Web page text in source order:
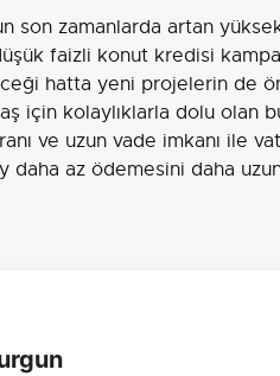
son zamanlarda artan
faizli konut kredisi
hatta yeni projelerin de
için kolaylıklarla dolu olan
ve uzun vade imkanı ile
daha az ödemesini daha